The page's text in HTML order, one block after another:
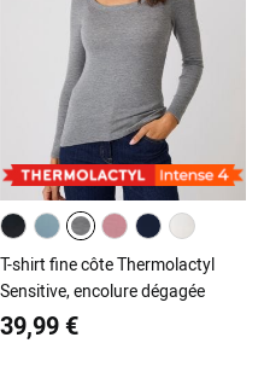
T-shirt fine côte Thermolactyl
Sensitive, encolure dégagée
39,99 €